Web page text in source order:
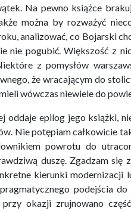
Na pewno książce
można by rozważyć
analizować, co Bojarski
nie pogubić. Większość z
z pomysłów
że wracającym do
wówczas niewiele do
oddaje epilog jego książki,
Nie potępiam całkowicie
powrotu do
duszę. Zgadzam
kierunki
podejścia
okazji zrujnowano